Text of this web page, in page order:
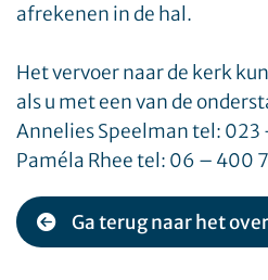
afrekenen in de hal.
Het vervoer naar de kerk
als u met een van de
Annelies Speelman tel: 023
Paméla Rhee tel: 06 – 400
Ga terug naar het